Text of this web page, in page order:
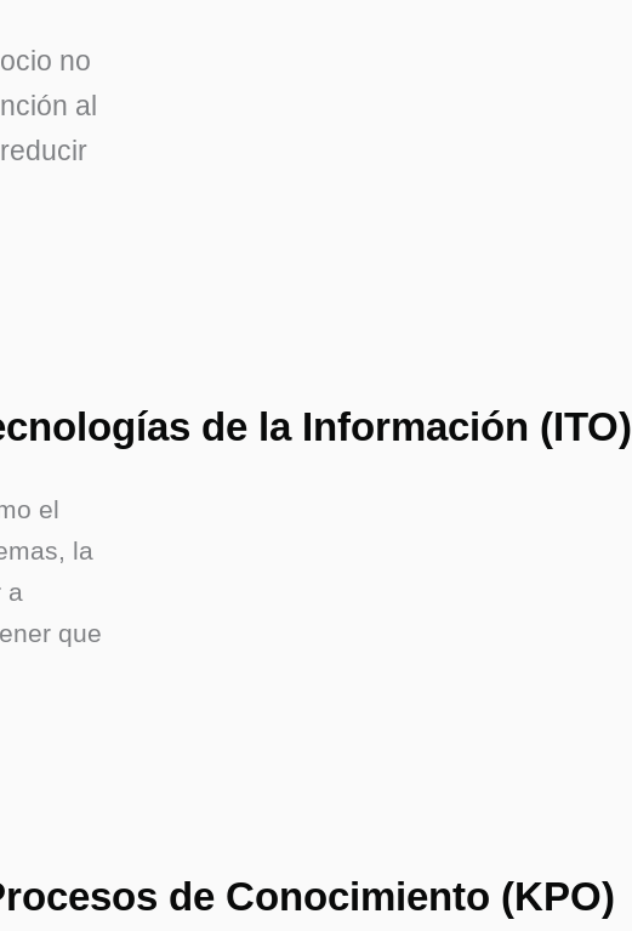
no
al
de la Información (ITO)
el
la
a
que
de Conocimiento (KPO)